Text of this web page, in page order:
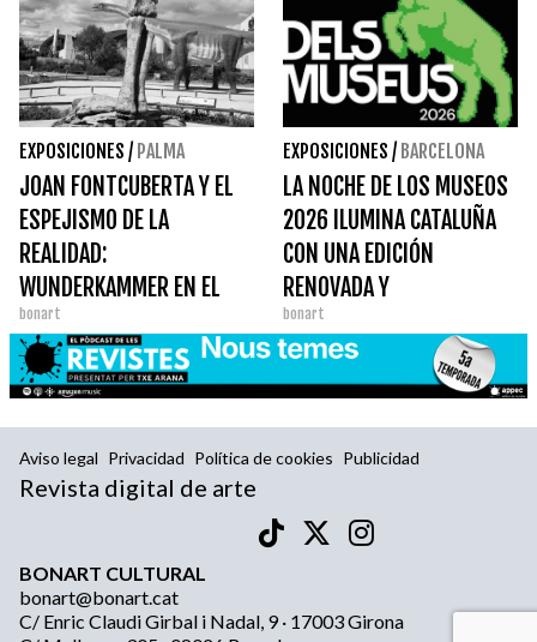
EXPOSICIONES / PALMA
JOAN FONTCUBERTA Y EL
ESPEJISMO DE LA
REALIDAD:
WUNDERKAMMER EN EL
CASAL SOLLERIC
bonart
EXPOSICIONES / BARCELONA
LA NOCHE DE LOS MUSEOS
2026 ILUMINA CATALUÑA
CON UNA EDICIÓN
RENOVADA Y
PARTICIPATIVA
bonart
Aviso legal Privacidad Política de cookies Publicidad
Revista digital de arte
BONART CULTURAL
bonart@bonart.cat
C/ Enric Claudi Girbal i Nadal, 9 · 17003 Girona